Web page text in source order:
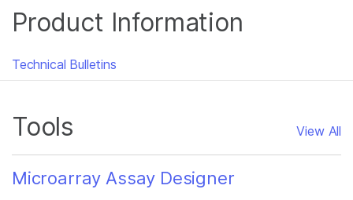
Product Information
Technical Bulletins
Tools View All
Microarray Assay Designer